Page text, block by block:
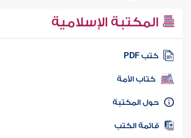
المكتبة الإسلامية
كتب PDF
كتاب الأمة
المكتبة